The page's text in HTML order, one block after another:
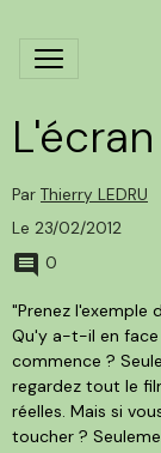
L'écran
Par Thierry LEDRU
Le 23/02/2012
0
"Prenez l'exemple
Qu'y a-t-il en face
commence ?
regardez tout le
réelles. Mais si
toucher ?